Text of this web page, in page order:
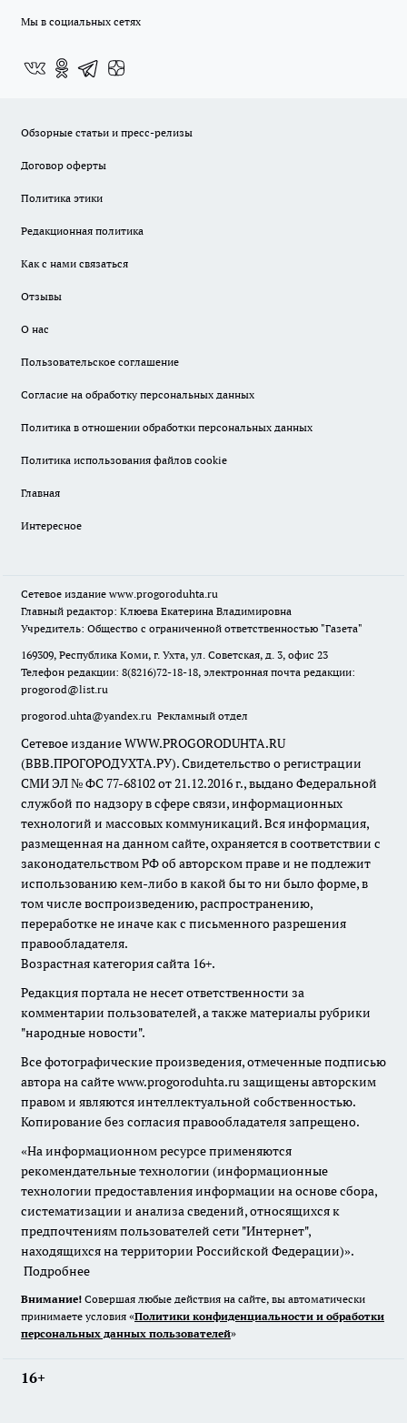
Мы в социальных сетях
Обзорные статьи и пресс-релизы
Договор оферты
Политика этики
Редакционная политика
Как с нами связаться
Отзывы
О нас
Пользовательское соглашение
Согласие на обработку персональных данных
Политика в отношении обработки персональных данных
Политика использования файлов cookie
Главная
Интересное
Сетевое издание www.progoroduhta.ru
Главный редактор: Клюева Екатерина Владимировна
Учредитель: Общество с ограниченной ответственностью "Газета"
169309, Республика Коми, г. Ухта, ул. Советская, д. 3, офис 23
Телефон редакции: 8(8216)72-18-18, электронная почта редакции:
progorod@list.ru
progorod.uhta@yandex.ru Рекламный отдел
Сетевое издание WWW.PROGORODUHTA.RU
(ВВВ.ПРОГОРОДУХТА.РУ). Свидетельство о регистрации
СМИ ЭЛ № ФС 77-68102 от 21.12.2016 г., выдано Федеральной
службой по надзору в сфере связи, информационных
технологий и массовых коммуникаций. Вся информация,
размещенная на данном сайте, охраняется в соответствии с
законодательством РФ об авторском праве и не подлежит
использованию кем-либо в какой бы то ни было форме, в
том числе воспроизведению, распространению,
переработке не иначе как с письменного разрешения
правообладателя.
Возрастная категория сайта 16+.
Редакция портала не несет ответственности за
комментарии пользователей, а также материалы рубрики
"народные новости".
Все фотографические произведения, отмеченные подписью
автора на сайте www.progoroduhta.ru защищены авторским
правом и являются интеллектуальной собственностью.
Копирование без согласия правообладателя запрещено.
«На информационном ресурсе применяются
рекомендательные технологии (информационные
технологии предоставления информации на основе сбора,
систематизации и анализа сведений, относящихся к
предпочтениям пользователей сети "Интернет",
находящихся на территории Российской Федерации)».
Подробнее
Внимание! Совершая любые действия на сайте, вы автоматически
принимаете условия «Политики конфиденциальности и обработки
персональных данных пользователей»
16+